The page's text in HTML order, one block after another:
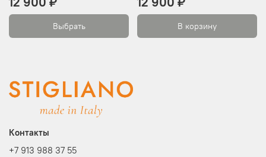
Выбрать В корзину
Контакты
+7 913 988 37 55